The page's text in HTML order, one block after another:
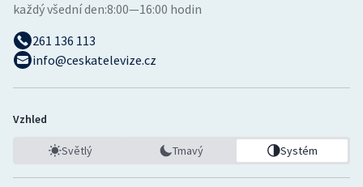
každý všední den:8:00—16:00 hodin
261 136 113
info@ceskatelevize.cz
Vzhled
Světlý Tmavý Systém